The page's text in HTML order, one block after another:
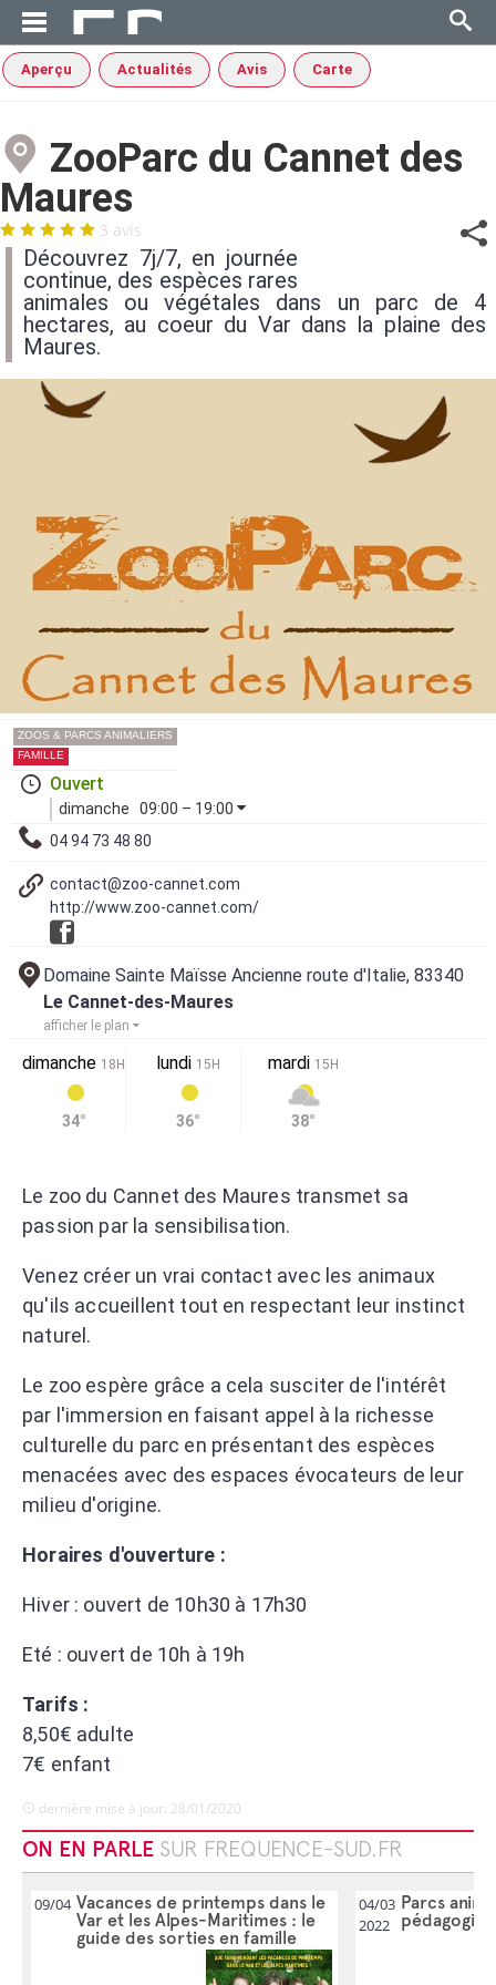
Aperçu Actualités Avis Carte
ZooParc du Cannet des
Maures
3 avis
Découvrez 7j/7, en journée
continue, des espèces rares
animales ou végétales dans un parc de 4
hectares, au coeur du Var dans la plaine des
Maures.
ZOOS & PARCS ANIMALIERS
FAMILLE
Ouvert
dimanche
09:00 – 19:00
04 94 73 48 80
contact@zoo-cannet.com
http://www.zoo-cannet.com/
Domaine Sainte Maïsse Ancienne route d'Italie, 83340
Le Cannet-des-Maures
afficher le plan
dimanche 18H
34°
lundi 15H
36°
mardi 15H
38°
Le zoo du Cannet des Maures transmet sa
passion par la sensibilisation.
Venez créer un vrai contact avec les animaux
qu'ils accueillent tout en respectant leur instinct
naturel.
Le zoo espère grâce a cela susciter de l'intérêt
par l'immersion en faisant appel à la richesse
culturelle du parc en présentant des espèces
menacées avec des espaces évocateurs de leur
milieu d'origine.
Horaires d'ouverture :
Hiver : ouvert de 10h30 à 17h30
Eté : ouvert de 10h à 19h
Tarifs :
8,50€ adulte
7€ enfant
dernière mise à jour: 28/01/2020
ON EN PARLE SUR FREQUENCE-SUD.FR
09/04 Vacances de printemps dans le
Var et les Alpes-Maritimes : le
guide des sorties en famille
04/03
2022
Parcs